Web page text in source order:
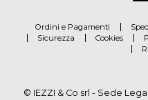
Ordini e Pagamenti
Sicurezza
Cookies
© IEZZI & Co srl - Sede